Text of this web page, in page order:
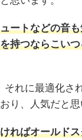
ートなどの音
持つならこい
れに最適化さ
り、人気だと思
ればオールド